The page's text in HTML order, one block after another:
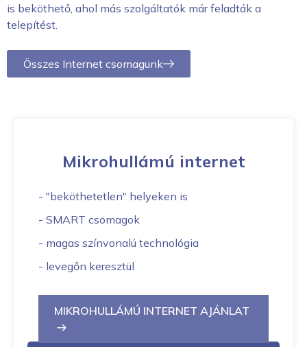
is beköthető, ahol más szolgáltatók már feladták a
telepítést.
Összes Internet csomagunk
Mikrohullámú internet
- "beköthetetlen" helyeken is
- SMART csomagok
- magas színvonalú technológia
- levegőn keresztül
MIKROHULLÁMÚ INTERNET AJÁNLAT